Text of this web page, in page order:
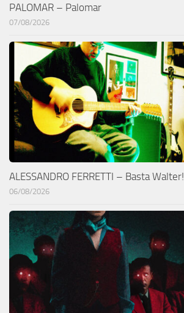
PALOMAR – Palomar
07/08/2026
ALESSANDRO FERRETTI – Basta Walter!
06/08/2026